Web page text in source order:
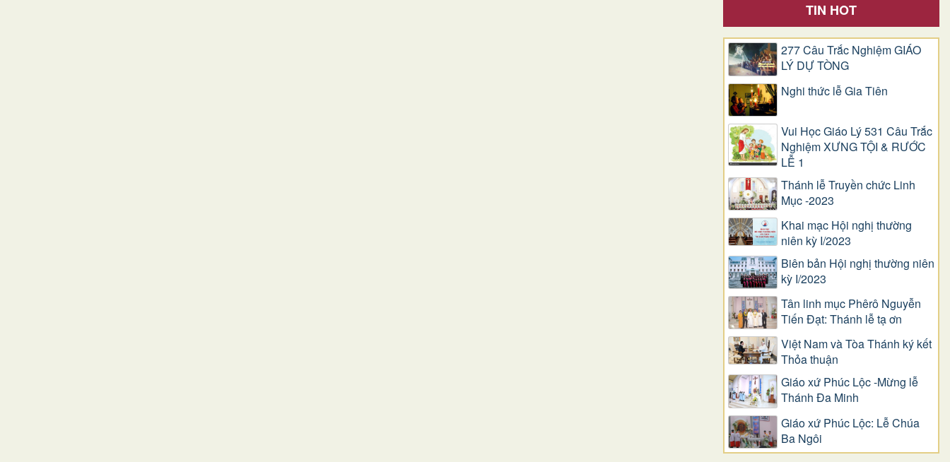
TIN HOT
277 Câu Trắc Nghiệm GIÁO
LÝ DỰ TÒNG
Nghi thức lễ Gia Tiên
Vui Học Giáo Lý 531 Câu Trắc
Nghiệm XƯNG TỘI & RƯỚC
LỄ 1
Thánh lễ Truyền chức Linh
Mục -2023
Khai mạc Hội nghị thường
niên kỳ I/2023
Biên bản Hội nghị thường niên
kỳ I/2023
Tân linh mục Phêrô Nguyễn
Tiến Đạt: Thánh lễ tạ ơn
Việt Nam và Tòa Thánh ký kết
Thỏa thuận
Giáo xứ Phúc Lộc -Mừng lễ
Thánh Đa Minh
Giáo xứ Phúc Lộc: Lễ Chúa
Ba Ngôi